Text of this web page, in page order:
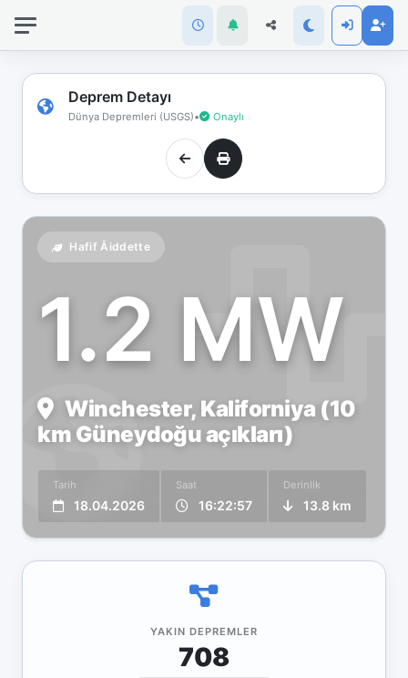
Deprem Detayı
Dünya Depremleri (USGS)• Onaylı
Hafif Åiddette
1.2 MW
Winchester, Kaliforniya (10
km Güneydoğu açıkları)
Tarih
18.04.2026
Saat
16:22:57
Derinlik
13.8 km
YAKIN DEPREMLER
708
bağlantınız
koptu!
Çevrimdışı
moddasınız.